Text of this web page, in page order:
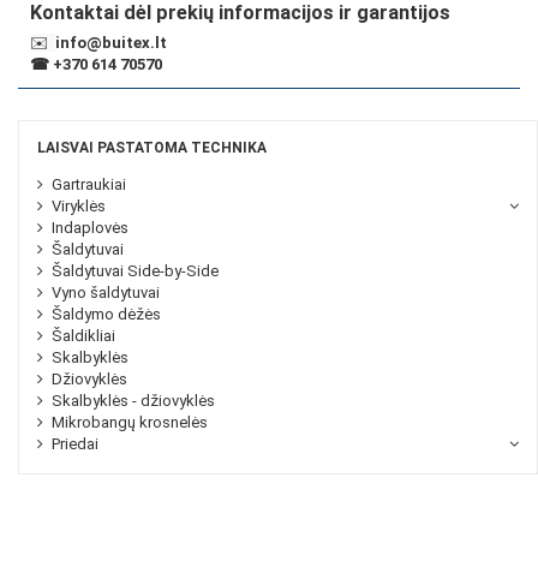
Kontaktai dėl prekių informacijos ir garantijos
✉️ info@buitex.lt
☎ +370 614 70570
LAISVAI PASTATOMA TECHNIKA
Gartraukiai
Viryklės
Indaplovės
Šaldytuvai
Šaldytuvai Side-by-Side
Vyno šaldytuvai
Šaldymo dėžės
Šaldikliai
Skalbyklės
Džiovyklės
Skalbyklės - džiovyklės
Mikrobangų krosnelės
Priedai